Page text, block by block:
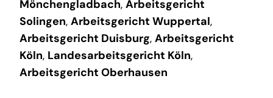
Mönchengladbach, Arbeitsgericht
Solingen, Arbeitsgericht Wuppertal,
Arbeitsgericht Duisburg, Arbeitsgericht
Köln, Landesarbeitsgericht Köln,
Arbeitsgericht Oberhausen